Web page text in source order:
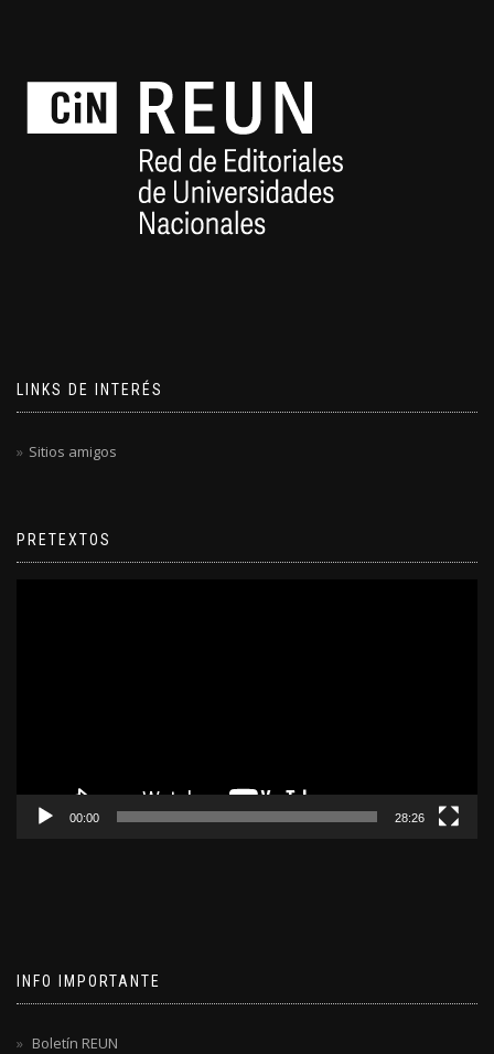
LINKS DE INTERÉS
Sitios amigos
PRETEXTOS
00:00 28:26
INFO IMPORTANTE
Boletín REUN